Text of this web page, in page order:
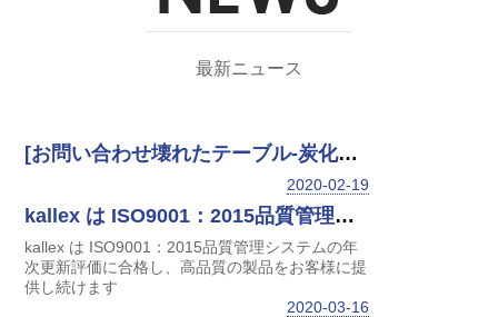
最新ニュース
[お問い合わせ壊れたテーブル-炭化ケイ素メカニカルシャフトシール]
2020-02-19
kallex は ISO9001：2015品質管理システムの年次更新評価に合格し、高品質の製品をお客様に提供し続けます
kallex は ISO9001：2015品質管理システムの年
次更新評価に合格し、高品質の製品をお客様に提
供し続けます
2020-03-16